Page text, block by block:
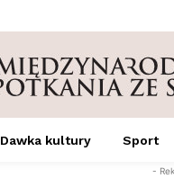
Dawka kultury Sport
-